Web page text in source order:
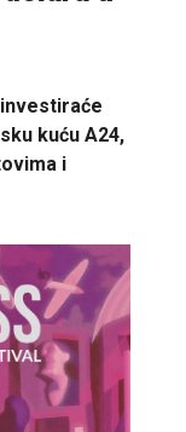
kuću A24,
i